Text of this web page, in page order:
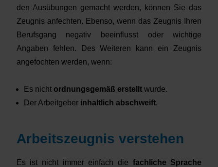
den Ausübungen gemacht werden, können Sie das
Zeugnis anfechten. Ebenso, wenn das Zeugnis Ihren
Berufsgang negativ beeinflusst oder wichtige
Angaben fehlen. Des Weiteren kann ein Zeugnis
angefochten werden, wenn:
Es nicht ordnungsgemäß erstelltwurde.
Der Arbeitgeber inhaltlich abschweift.
Arbeitszeugnis verstehen
Es ist nicht immer einfach die fachliche Sprache